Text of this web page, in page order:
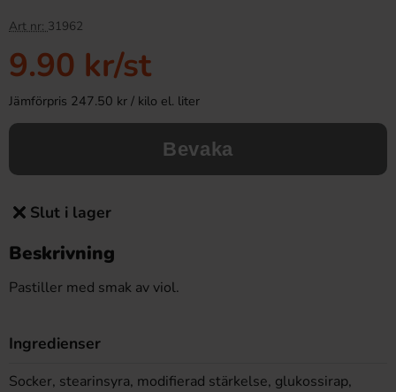
Art nr: 31962
9.90 kr/st
Jämförpris 247.50 kr / kilo el. liter
Bevaka
Slut i lager
Beskrivning
Pastiller med smak av viol.
Ingredienser
Socker, stearinsyra, modifierad stärkelse, glukossirap,